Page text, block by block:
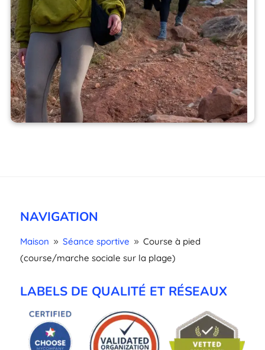
NAVIGATION
Maison 9 Séance sportive 9 Course à pied
(course/marche sociale sur la plage)
LABELS DE QUALITÉ ET RÉSEAUX